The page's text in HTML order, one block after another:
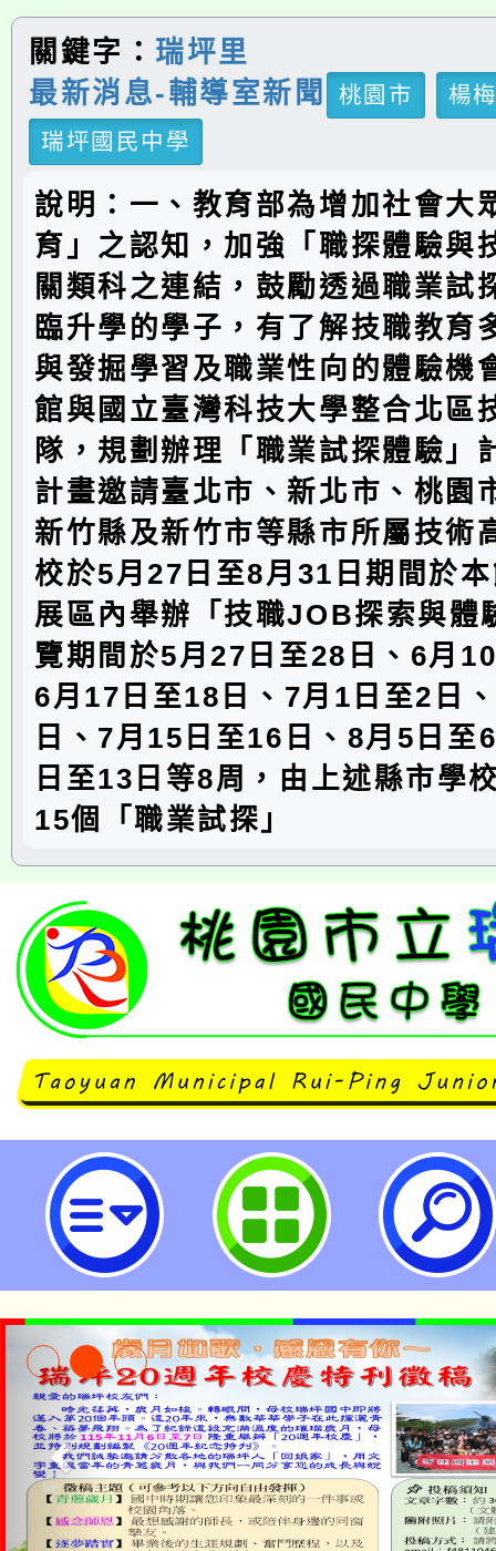
關鍵字： 瑞坪里
最新消息-輔導室新聞
桃園市
楊
瑞坪國民中學
說明：一、教育部為增加社會大
育」之認知，加強「職探體驗與
關類科之連結，鼓勵透過職業試
臨升學的學子，有了解技職教育
與發掘學習及職業性向的體驗機
館與國立臺灣科技大學整合北區
隊，規劃辦理「職業試探體驗」
計畫邀請臺北市、新北市、桃園
新竹縣及新竹市等縣市所屬技術
校於5月27日至8月31日期間於
展區內舉辦「技職JOB探索與體
覽期間於5月27日至28日、6月
6月17日至18日、7月1日至2日
日、7月15日至16日、8月5日至
日至13日等8周，由上述縣市學
15個「職業試探」
國立臺灣科學教育館辦理「技職
職業試探展覽活動-桃園市立瑞坪
公告本校115學年度第